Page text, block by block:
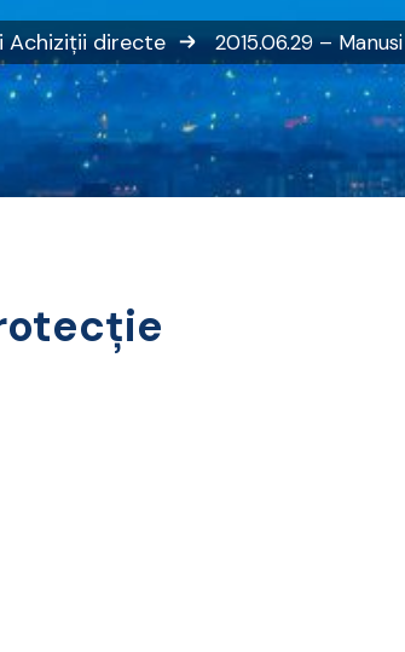
Achiziții directe 2015.06.29 – Manusi